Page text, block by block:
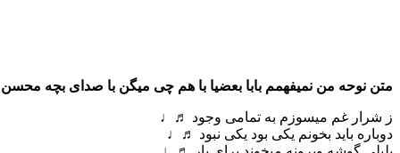
متن نوحه من نمیفهمم بابا بعضیا با هم چی میگن با صدای بچه
ز شرار غم میسوزم به تمامی وجود ♬♩
دوباره باید بخونم یکی بود یکی نبود ♬♩